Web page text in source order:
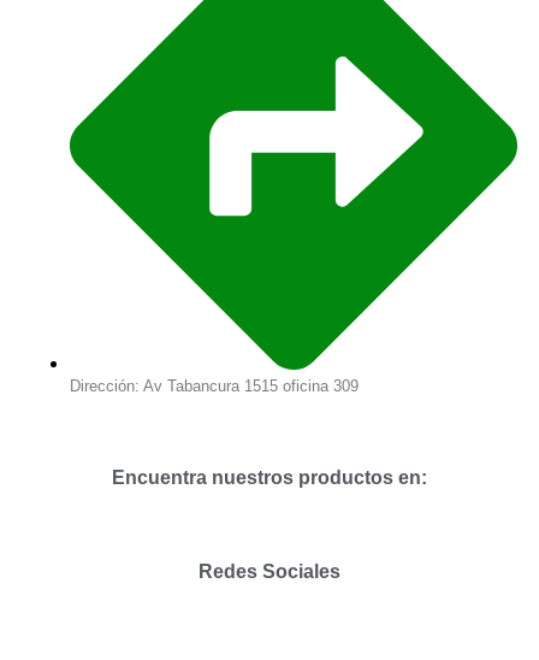
Dirección: Av Tabancura 1515 oficina 309
Encuentra nuestros productos en:
Redes Sociales